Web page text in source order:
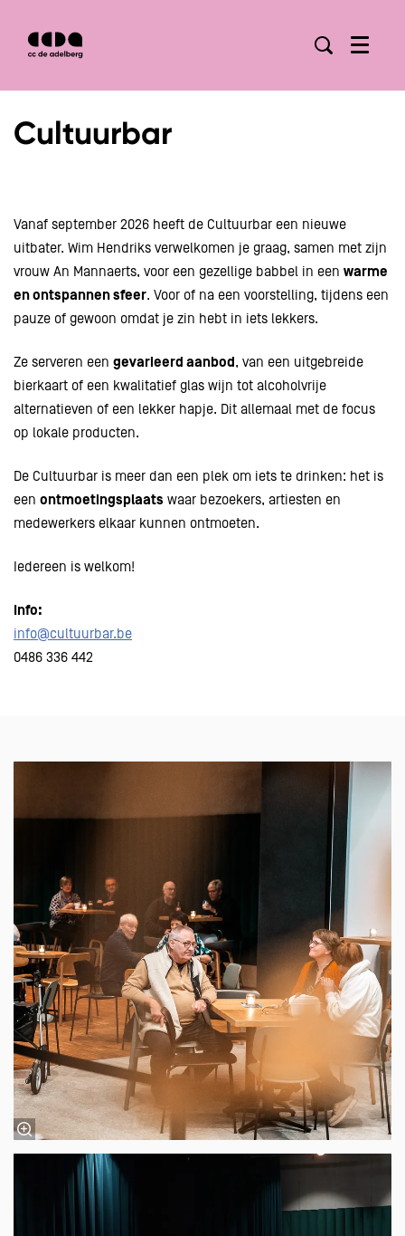
Menu
Cultuurbar
Vanaf september 2026 heeft de Cultuurbar een nieuwe
uitbater. Wim Hendriks verwelkomen je graag, samen met zijn
vrouw An Mannaerts, voor een gezellige babbel in een warme
en ontspannen sfeer. Voor of na een voorstelling, tijdens een
pauze of gewoon omdat je zin hebt in iets lekkers.
Ze serveren een gevarieerd aanbod, van een uitgebreide
bierkaart of een kwalitatief glas wijn tot alcoholvrije
alternatieven of een lekker hapje. Dit allemaal met de focus
op lokale producten.
De Cultuurbar is meer dan een plek om iets te drinken: het is
een ontmoetingsplaats waar bezoekers, artiesten en
medewerkers elkaar kunnen ontmoeten.
Iedereen is welkom!
Info:
info@cultuurbar.be
0486 336 442